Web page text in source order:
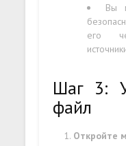
Вы
его
Шаг 3:
файл
Откройте